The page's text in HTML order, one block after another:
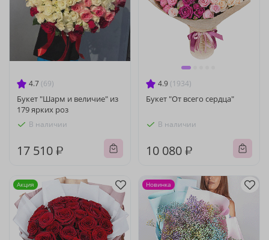
4.7 (69)
Букет "Шарм и величие" из
179 ярких роз
В наличии
17 510 ₽
4.9 (1934)
Букет "От всего сердца"
В наличии
10 080 ₽
Акция Новинка